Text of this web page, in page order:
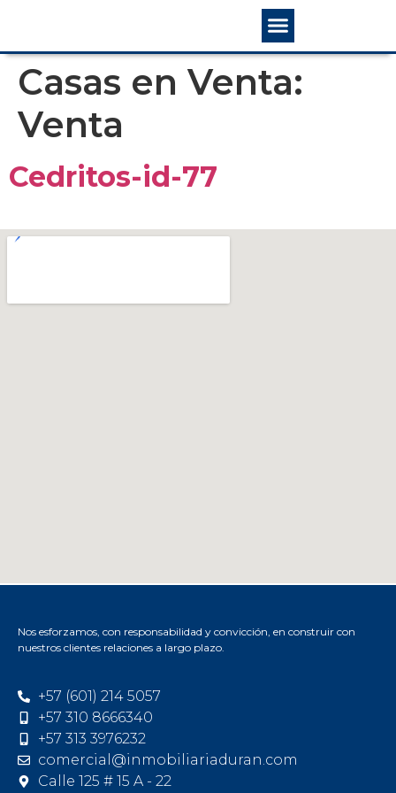
Casas en Venta:
Venta
Cedritos-id-77
Nos esforzamos, con responsabilidad y convicción, en construir con
nuestros clientes relaciones a largo plazo.
+57 (601) 214 5057
+57 310 8666340
+57 313 3976232
comercial@inmobiliariaduran.com
Calle 125 # 15 A - 22